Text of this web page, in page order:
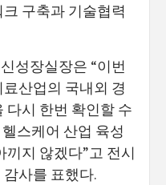
구축과 기술협력
성장실장은 “이번
산업의 국내외 경
다시 한번 확인할 수
스케어 산업 육성
끼지 않겠다”고 전시
사를 표했다.